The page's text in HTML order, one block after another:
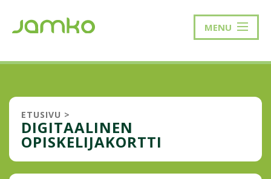
MENU
ETUSIVU >
DIGITAALINEN
OPISKELIJAKORTTI